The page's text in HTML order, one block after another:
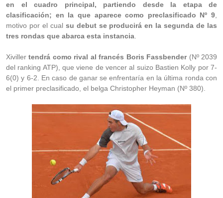
en el cuadro principal, partiendo desde la etapa de
clasificación; en la que aparece como preclasificado Nº 9
motivo por el cual su debut se producirá en la segunda de las
tres rondas que abarca esta instancia
Xivillertendrá como rival al francés Boris Fassbender(Nº 2039
del ranking ATP), que viene de vencer al suizo Bastien Kolly por 7-
6(0) y 6-2. En caso de ganar se enfrentaría en la última ronda con
el primer preclasificado, el belga Christopher Heyman (Nº 380).